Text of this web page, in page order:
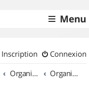
Menu
Connexion
Inscription
Organisation de sorties & Recherche de partenaires Organisation de sorties en région Provence Alpes Côte d'Azur